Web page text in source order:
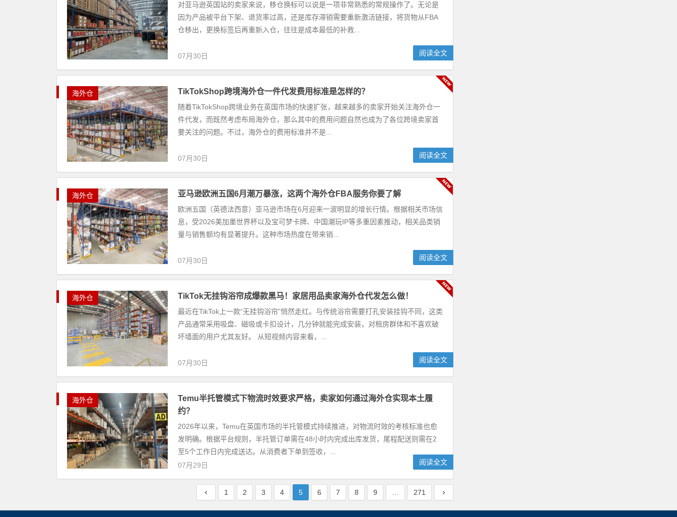
对亚马逊英国站的卖家来说，移仓换标可以说是一项非常熟悉的常规操作了。无论是
因为产品被平台下架、退货率过高，还是库存滞销需要重新激活链接，将货物从FBA
仓移出，更换标签后再重新入仓，往往是成本最低的补救...
07月30日 阅读全文
海外仓 TikTokShop跨境海外仓一件代发费用标准是怎样的？
随着TikTokShop跨境业务在英国市场的快速扩张，越来越多的卖家开始关注海外仓一
件代发，而既然考虑布局海外仓，那么其中的费用问题自然也成为了各位跨境卖家首
要关注的问题。不过，海外仓的费用标准并不是...
07月30日 阅读全文
海外仓 亚马逊欧洲五国6月潮万暴涨，这两个海外仓FBA服务你要了解
欧洲五国（英德法西意）亚马逊市场在6月迎来一波明显的增长行情。根据相关市场信
息，受2026美加墨世界杯以及宝可梦卡牌、中国潮玩IP等多重因素推动，相关品类销
量与销售额均有显著提升。这种市场热度在带来销...
07月30日 阅读全文
海外仓 TikTok无挂钩浴帘成爆款黑马！家居用品卖家海外仓代发怎么做！
最近在TikTok上一款“无挂钩浴帘”悄然走红。与传统浴帘需要打孔安装挂钩不同，这类
产品通常采用吸盘、磁吸或卡扣设计，几分钟就能完成安装，对租房群体和不喜欢破
坏墙面的用户尤其友好。 从短视频内容来看，...
07月30日 阅读全文
海外仓
Temu半托管模式下物流时效要求严格，卖家如何通过海外仓实现本土履
约？
2026年以来，Temu在英国市场的半托管模式持续推进，对物流时效的考核标准也愈
发明确。根据平台规则，半托管订单需在48小时内完成出库发货，尾程配送则需在2
至5个工作日内完成送达。从消费者下单到签收，...
07月29日
阅读全文
1 2 3 4 5 6 7 8 9 271